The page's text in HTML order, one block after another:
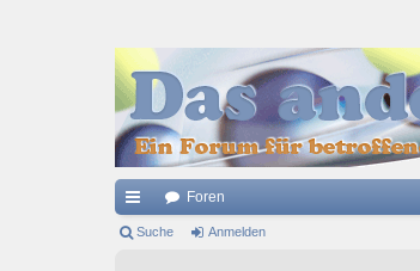
ch
Foren
Suche Anmelden